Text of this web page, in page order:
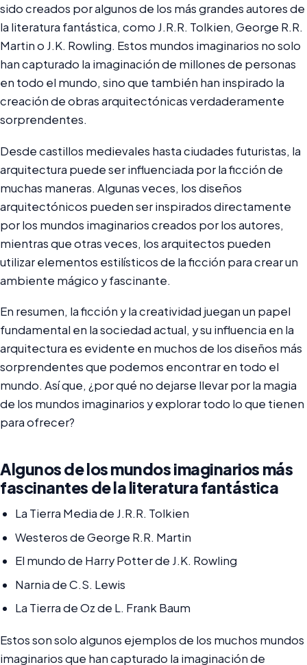
sido creados por algunos de los más grandes autores de
la literatura fantástica, como J.R.R. Tolkien, George R.R.
Martin o J.K. Rowling. Estos mundos imaginarios no solo
han capturado la imaginación de millones de personas
en todo el mundo, sino que también han inspirado la
creación de obras arquitectónicas verdaderamente
sorprendentes.
Desde castillos medievales hasta ciudades futuristas, la
arquitectura puede ser influenciada por la ficción de
muchas maneras. Algunas veces, los diseños
arquitectónicos pueden ser inspirados directamente
por los mundos imaginarios creados por los autores,
mientras que otras veces, los arquitectos pueden
utilizar elementos estilísticos de la ficción para crear un
ambiente mágico y fascinante.
En resumen, la ficción y la creatividad juegan un papel
fundamental en la sociedad actual, y su influencia en la
arquitectura es evidente en muchos de los diseños más
sorprendentes que podemos encontrar en todo el
mundo. Así que, ¿por qué no dejarse llevar por la magia
de los mundos imaginarios y explorar todo lo que tienen
para ofrecer?
Algunos de los mundos imaginarios más
fascinantes de la literatura fantástica
La Tierra Media de J.R.R. Tolkien
Westeros de George R.R. Martin
El mundo de Harry Potter de J.K. Rowling
Narnia de C.S. Lewis
La Tierra de Oz de L. Frank Baum
Estos son solo algunos ejemplos de los muchos mundos
imaginarios que han capturado la imaginación de